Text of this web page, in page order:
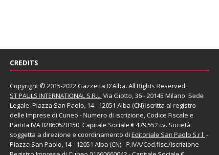
CREDITS
Copyright © 2015-2022 Gazzetta D'Alba. All Rights Reserved.
ST PAULS INTERNATIONAL S.R.L. Via Giotto, 36 - 20145 Milano. Sede
Legale: Piazza San Paolo, 14 - 12051 Alba (CN) Iscritta al registro
delle Imprese di Cuneo - Numero di iscrizione, Codice Fiscale e
Partita IVA 02860520150. Capitale Sociale € 479.552 i.v. Società
soggetta a direzione e coordinamento di Editoriale San Paolo S.r.l. -
Piazza San Paolo, 14 - 12051 Alba (CN) - P.IVA/Cod.fisc./Iscrizione